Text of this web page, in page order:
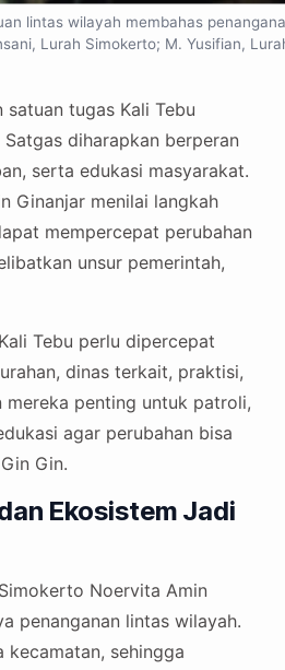
lintas wilayah membahas
Lurah Simokerto; M. Yusifian,
satuan tugas Kali Tebu
diharapkan berperan
serta edukasi masyarakat.
Ginanjar menilai langkah
mempercepat perubahan
unsur pemerintah,
Tebu perlu dipercepat
dinas terkait, praktisi,
mereka penting untuk patroli,
agar perubahan bisa
Gin.
Ekosistem Jadi
Noervita Amin
penanganan lintas wilayah.
kecamatan, sehingga